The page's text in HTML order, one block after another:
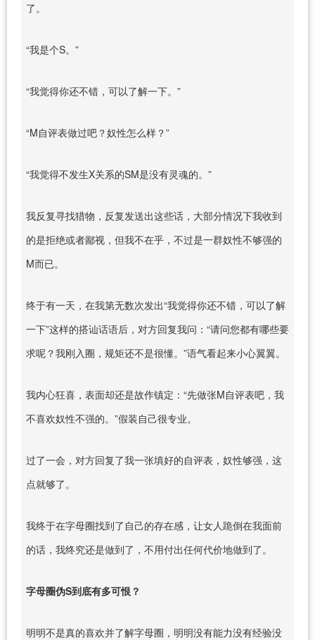
了。
“我是个S。”
“我觉得你还不错，可以了解一下。”
“M自评表做过吧？奴性怎么样？”
“我觉得不发生X关系的SM是没有灵魂的。”
我反复寻找猎物，反复发送出这些话，大部分情况下我收到
的是拒绝或者鄙视，但我不在乎，不过是一群奴性不够强的
M而已。
终于有一天，在我第无数次发出“我觉得你还不错，可以了解
一下”这样的搭讪话语后，对方回复我问：“请问您都有哪些要
求呢？我刚入圈，规矩还不是很懂。”语气看起来小心翼翼。
我内心狂喜，表面却还是故作镇定：“先做张M自评表吧，我
不喜欢奴性不强的。”假装自己很专业。
过了一会，对方回复了我一张填好的自评表，奴性够强，这
点就够了。
我终于在字母圈找到了自己的存在感，让女人跪倒在我面前
的话，我终究还是做到了，不用付出任何代价地做到了。
字母圈伪S到底有多可恨？
明明不是真的喜欢并了解字母圈，明明没有能力没有经验没